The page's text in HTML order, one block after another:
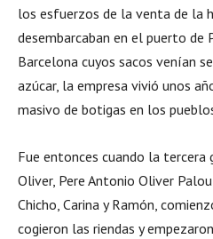
los esfuerzos de la venta de la
desembarcaban en el puerto de
Barcelona cuyos sacos venían
azúcar, la empresa vivió unos
masivo de botigas en los
Fue entonces cuando la tercera
Oliver, Pere Antonio Oliver
Chicho, Carina y Ramón,
cogieron las riendas y